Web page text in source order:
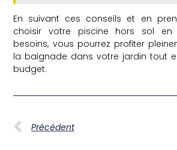
En suivant ces conseils et en
choisir votre piscine hors sol
besoins, vous pourrez profiter
la baignade dans votre jardin tout
budget.
Précédent